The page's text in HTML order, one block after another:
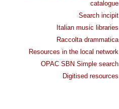
catalogue
Search incipit
Italian music libraries
Raccolta drammatica
Resources in the local network
OPAC SBN Simple search
Digitised resources